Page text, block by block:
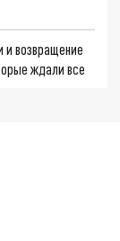
и возвращение
ждали все